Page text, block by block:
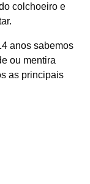
colchoeiro e
anos sabemos
ou mentira
as principais